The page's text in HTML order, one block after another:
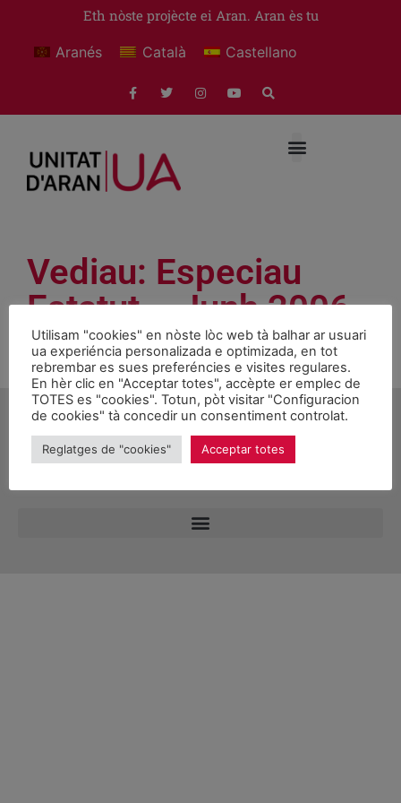
Eth nòste projècte ei Aran. Aran ès tu
Aranés Català Castellano
Vediau: Especiau
Estatut – Junh 2006
Vediau Especiau Estatut Junh 2006 Download
Utilisam "cookies" en nòste lòc web tà balhar ar usuari
ua experiéncia personalizada e optimizada, en tot
rebrembar es sues preferéncies e visites regulares.
En hèr clic en "Acceptar totes", accèpte er emplec de
TOTES es "cookies". Totun, pòt visitar "Configuracion
de cookies" tà concedir un consentiment controlat.
Reglatges de "cookies" Acceptar totes